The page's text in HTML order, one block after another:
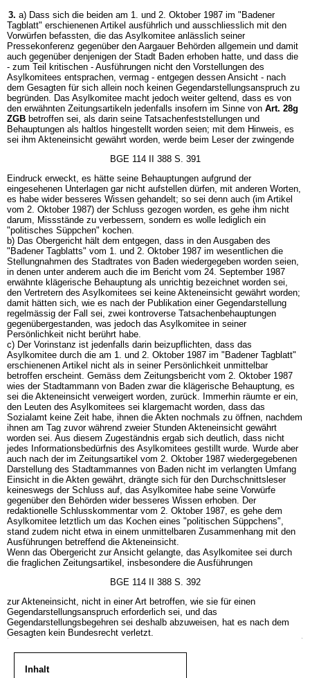
3. a) Dass sich die beiden am 1. und 2. Oktober 1987 im "Badener
Tagblatt" erschienenen Artikel ausführlich und ausschliesslich mit den
Vorwürfen befassten, die das Asylkomitee anlässlich seiner
Pressekonferenz gegenüber den Aargauer Behörden allgemein und damit
auch gegenüber denjenigen der Stadt Baden erhoben hatte, und dass die
- zum Teil kritischen - Ausführungen nicht den Vorstellungen des
Asylkomitees entsprachen, vermag - entgegen dessen Ansicht - nach
dem Gesagten für sich allein noch keinen Gegendarstellungsanspruch zu
begründen. Das Asylkomitee macht jedoch weiter geltend, dass es von
den erwähnten Zeitungsartikeln jedenfalls insofern im Sinne von Art. 28g
ZGB betroffen sei, als darin seine Tatsachenfeststellungen und
Behauptungen als haltlos hingestellt worden seien; mit dem Hinweis, es
sei ihm Akteneinsicht gewährt worden, werde beim Leser der zwingende
BGE 114 II 388 S. 391
Eindruck erweckt, es hätte seine Behauptungen aufgrund der
eingesehenen Unterlagen gar nicht aufstellen dürfen, mit anderen Worten,
es habe wider besseres Wissen gehandelt; so sei denn auch (im Artikel
vom 2. Oktober 1987) der Schluss gezogen worden, es gehe ihm nicht
darum, Missstände zu verbessern, sondern es wolle lediglich ein
"politisches Süppchen" kochen.
b) Das Obergericht hält dem entgegen, dass in den Ausgaben des
"Badener Tagblatts" vom 1. und 2. Oktober 1987 im wesentlichen die
Stellungnahmen des Stadtrates von Baden wiedergegeben worden seien,
in denen unter anderem auch die im Bericht vom 24. September 1987
erwähnte klägerische Behauptung als unrichtig bezeichnet worden sei,
den Vertretern des Asylkomitees sei keine Akteneinsicht gewährt worden;
damit hätten sich, wie es nach der Publikation einer Gegendarstellung
regelmässig der Fall sei, zwei kontroverse Tatsachenbehauptungen
gegenübergestanden, was jedoch das Asylkomitee in seiner
Persönlichkeit nicht berührt habe.
c) Der Vorinstanz ist jedenfalls darin beizupflichten, dass das
Asylkomitee durch die am 1. und 2. Oktober 1987 im "Badener Tagblatt"
erschienenen Artikel nicht als in seiner Persönlichkeit unmittelbar
betroffen erscheint. Gemäss dem Zeitungsbericht vom 2. Oktober 1987
wies der Stadtammann von Baden zwar die klägerische Behauptung, es
sei die Akteneinsicht verweigert worden, zurück. Immerhin räumte er ein,
den Leuten des Asylkomitees sei klargemacht worden, dass das
Sozialamt keine Zeit habe, ihnen die Akten nochmals zu öffnen, nachdem
ihnen am Tag zuvor während zweier Stunden Akteneinsicht gewährt
worden sei. Aus diesem Zugeständnis ergab sich deutlich, dass nicht
jedes Informationsbedürfnis des Asylkomitees gestillt wurde. Wurde aber
auch nach der im Zeitungsartikel vom 2. Oktober 1987 wiedergegebenen
Darstellung des Stadtammannes von Baden nicht im verlangten Umfang
Einsicht in die Akten gewährt, drängte sich für den Durchschnittsleser
keineswegs der Schluss auf, das Asylkomitee habe seine Vorwürfe
gegenüber den Behörden wider besseres Wissen erhoben. Der
redaktionelle Schlusskommentar vom 2. Oktober 1987, es gehe dem
Asylkomitee letztlich um das Kochen eines "politischen Süppchens",
stand zudem nicht etwa in einem unmittelbaren Zusammenhang mit den
Ausführungen betreffend die Akteneinsicht.
Wenn das Obergericht zur Ansicht gelangte, das Asylkomitee sei durch
die fraglichen Zeitungsartikel, insbesondere die Ausführungen
BGE 114 II 388 S. 392
zur Akteneinsicht, nicht in einer Art betroffen, wie sie für einen
Gegendarstellungsanspruch erforderlich sei, und das
Gegendarstellungsbegehren sei deshalb abzuweisen, hat es nach dem
Gesagten kein Bundesrecht verletzt.
Inhalt